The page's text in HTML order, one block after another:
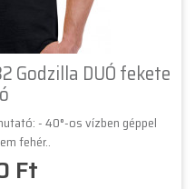
Godzilla DUÓ fekete
- 40°-os vízben géppel
fehér..
Ft